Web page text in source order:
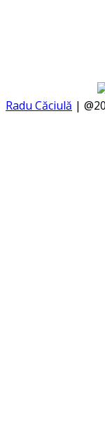
Radu Căciulă |